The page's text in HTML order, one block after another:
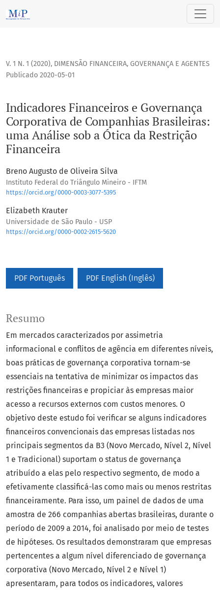
Indicadores Financeiros e Governança Corporativa de
V. 1 N. 1 (2020), DIMENSÃO FINANCEIRA, GOVERNANÇA E AGENTES
Indicadores Financeiros e Governança
Corporativa de Companhias Brasileiras:
uma Análise sob a Ótica da Restrição
Financeira
Publicado 2020-05-01
Breno Augusto de Oliveira Silva
Instituto Federal do Triângulo Mineiro - IFTM
https://orcid.org/0000-0003-3077-5395
Elizabeth Krauter
Universidade de São Paulo - USP
https://orcid.org/0000-0002-2615-5620
PDF Português PDF English (Inglês)
Resumo
Em mercados caracterizados por assimetria
informacional e conflitos de agência em diferentes níveis,
boas práticas de governança corporativa tornam-se
essenciais na tentativa de minimizar os impactos das
restrições financeiras e propiciar às empresas maior
acesso a recursos externos com custos menores. O
objetivo deste estudo foi verificar se alguns indicadores
financeiros convencionais das empresas listadas nos
principais segmentos da B3 (Novo Mercado, Nível 2, Nível
1 e Tradicional) suportam o status de governança
atribuído a elas pelo respectivo segmento, de modo a
efetivamente classificá-las como mais ou menos restritas
financeiramente. Para isso, um painel de dados de uma
amostra de 266 companhias abertas brasileiras, durante o
período de 2009 a 2014, foi analisado por meio de testes
de hipóteses. Os resultados demonstraram que empresas
pertencentes a algum nível diferenciado de governança
corporativa (Novo Mercado, Nível 2 e Nível 1)
apresentaram, para todos os indicadores, valores